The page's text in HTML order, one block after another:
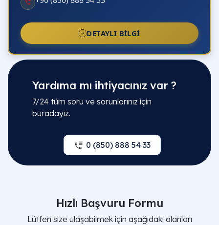
DETAYLI BILGI
Yardıma mı ihtiyacınız var ?
7/24 tüm soru ve sorunlarınız için
buradayız.
0 (850) 888 54 33
Hızlı Başvuru Formu
Lütfen size ulaşabilmek için aşağıdaki alanları